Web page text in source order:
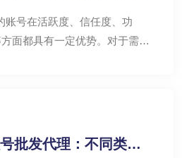
账号在活跃度、信任度、功
面都具有一定优势。对于需要
批发代理：不同类型